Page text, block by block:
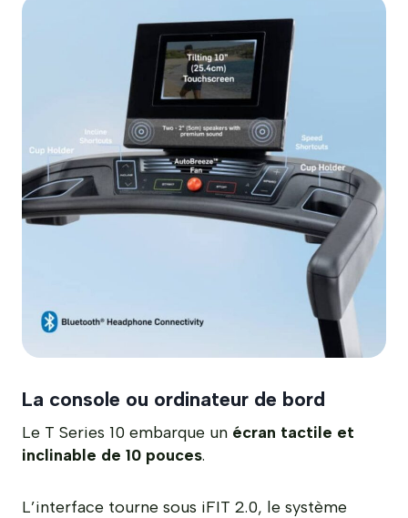
La console ou ordinateur de bord
Le T Series 10 embarque un écran tactile et
inclinable de 10 pouces.
L’interface tourne sous iFIT 2.0, le système